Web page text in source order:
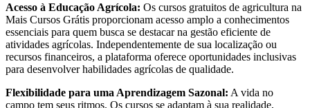
Acesso à Educação Agrícola: Os cursos gratuitos de agricultura na
Mais Cursos Grátis proporcionam acesso amplo a conhecimentos
essenciais para quem busca se destacar na gestão eficiente de
atividades agrícolas. Independentemente de sua localização ou
recursos financeiros, a plataforma oferece oportunidades inclusivas
para desenvolver habilidades agrícolas de qualidade.
Flexibilidade para uma Aprendizagem Sazonal: A vida no
campo tem seus ritmos. Os cursos se adaptam à sua realidade,